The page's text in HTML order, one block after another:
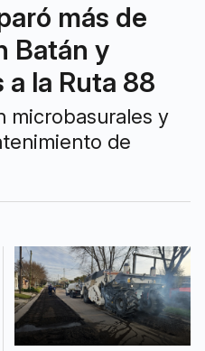
más de
Batán y
la Ruta 88
microbasurales y
de